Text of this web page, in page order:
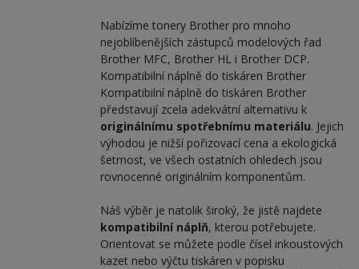
Nabízíme tonery Brother pro mnoho
nejoblíbenějších zástupců modelových řad
Brother MFC, Brother HL i Brother DCP.
Kompatibilní náplně do tiskáren Brother
Kompatibilní náplně do tiskáren Brother
představují zcela adekvátní alternativu k
originálnímu spotřebnímu materiálu. Jejich
výhodou je nižší pořizovací cena a ekologická
šetrnost, ve všech ostatních ohledech jsou
rovnocenné originálním komponentům.
Náš výběr je natolik široký, že jistě najdete
kompatibilní náplň, kterou potřebujete.
Orientovat se můžete podle čísel inkoustových
kazet nebo výčtu tiskáren v popisku